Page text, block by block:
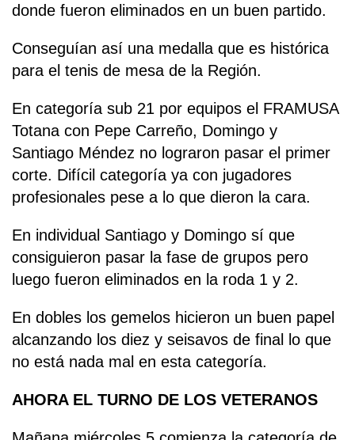
donde fueron eliminados en un buen partido.
Conseguían así una medalla que es histórica
para el tenis de mesa de la Región.
En categoría sub 21 por equipos el FRAMUSA
Totana con Pepe Carreño, Domingo y
Santiago Méndez no lograron pasar el primer
corte. Difícil categoría ya con jugadores
profesionales pese a lo que dieron la cara.
En individual Santiago y Domingo sí que
consiguieron pasar la fase de grupos pero
luego fueron eliminados en la roda 1 y 2.
En dobles los gemelos hicieron un buen papel
alcanzando los diez y seisavos de final lo que
no está nada mal en esta categoría.
AHORA EL TURNO DE LOS VETERANOS